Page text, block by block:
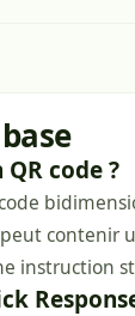
QR code ?
contenir
instruction